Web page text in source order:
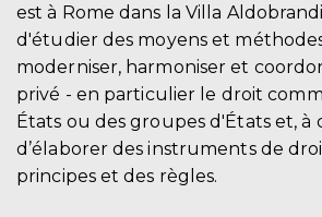
est à Rome dans la Villa
d'étudier des moyens et
moderniser, harmoniser et
privé - en particulier le droit
États ou des groupes d'États et, à
d’élaborer des instruments de
principes et des règles.